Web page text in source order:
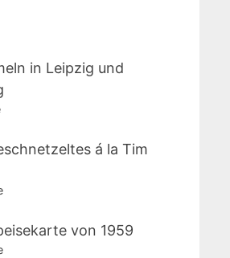
in Leipzig und
á la Tim
von 1959